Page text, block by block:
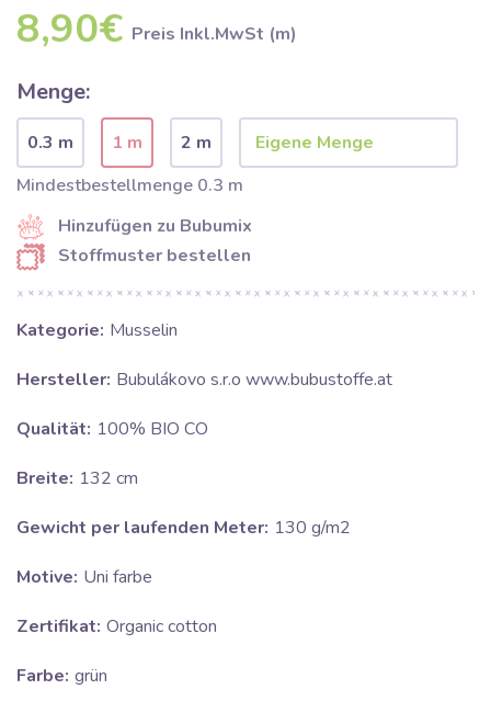
8,90€ Preis Inkl.MwSt (m)
Menge:
0.3 m 1 m
2 m
Mindestbestellmenge 0.3 m
Hinzufügen zu Bubumix
Stoffmuster bestellen
Kategorie: Musselin
Hersteller: Bubulákovo s.r.o www.bubustoffe.at
Qualität: 100% BIO CO
Breite: 132 cm
Gewicht per laufenden Meter: 130 g/m2
Motive: Uni farbe
Zertifikat: Organic cotton
Farbe: grün